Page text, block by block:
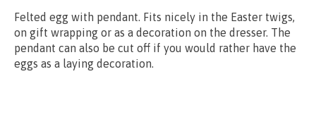
Felted egg with pendant. Fits nicely in the Easter twigs,
on gift wrapping or as a decoration on the dresser. The
pendant can also be cut off if you would rather have the
eggs as a laying decoration.